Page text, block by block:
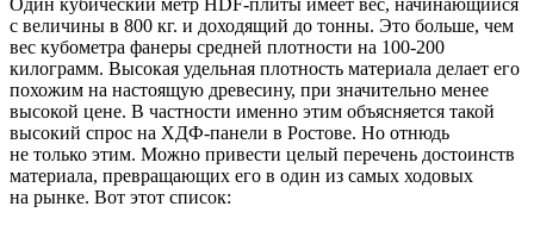
с величины в 800 кг. и доходящий до тонны. Это больше, чем
вес кубометра фанеры средней плотности на 100-200
килограмм. Высокая удельная плотность материала делает его
похожим на настоящую древесину, при значительно менее
высокой цене. В частности именно этим объясняется такой
высокий спрос на ХДФ-панели в Ростове. Но отнюдь
не только этим. Можно привести целый перечень достоинств
материала, превращающих его в один из самых ходовых
на рынке. Вот этот список: